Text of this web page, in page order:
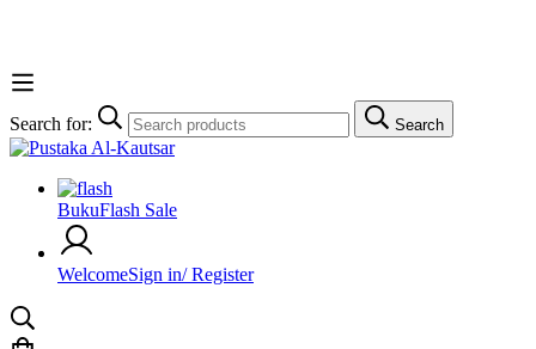
Search for: Search
BukuFlash Sale
WelcomeSign in/ Register